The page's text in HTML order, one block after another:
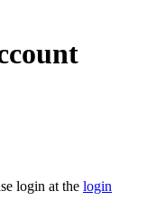
login at the login